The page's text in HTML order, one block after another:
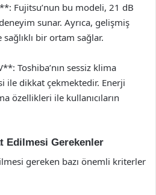
Fujitsu’nun bu modeli, 21 dB
sunar. Ayrıca, gelişmiş
bir ortam sağlar.
Toshiba’nın sessiz klima
ile dikkat çekmektedir. Enerji
özellikleri ile kullanıcıların
Edilmesi Gerekenler
gereken bazı önemli kriterler